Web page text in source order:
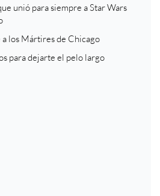
unió para siempre a Star Wars
a los Mártires de Chicago
para dejarte el pelo largo